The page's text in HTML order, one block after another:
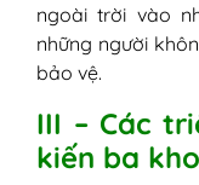
ngoài trời vào
những người
bảo vệ.
III – Các
kiến ba